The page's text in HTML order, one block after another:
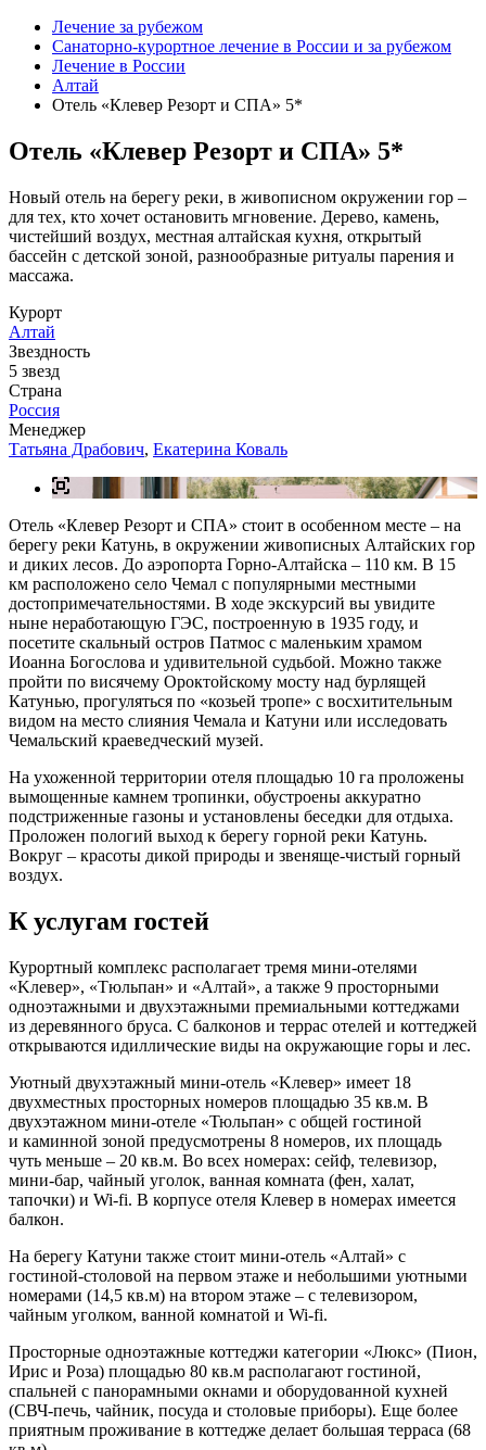
Лечение за рубежом
Санаторно-курортное лечение в России и за рубежом
Лечение в России
Алтай
Отель «Клевер Резорт и СПА» 5*
Отель «Клевер Резорт и СПА» 5*
Новый отель на берегу реки, в живописном окружении гор –
для тех, кто хочет остановить мгновение. Дерево, камень,
чистейший воздух, местная алтайская кухня, открытый
бассейн с детской зоной, разнообразные ритуалы парения и
массажа.
Курорт
Алтай
Звездность
5 звезд
Страна
Россия
Менеджер
Татьяна Драбович, Екатерина Коваль
Отель «Клевер Резорт и СПА» стоит в особенном месте – на
берегу реки Катунь, в окружении живописных Алтайских гор
и диких лесов. До аэропорта Горно-Алтайска – 110 км. В 15
км расположено село Чемал с популярными местными
достопримечательностями. В ходе экскурсий вы увидите
ныне неработающую ГЭС, построенную в 1935 году, и
посетите скальный остров Патмос с маленьким храмом
Иоанна Богослова и удивительной судьбой. Можно также
пройти по висячему Ороктойскому мосту над бурлящей
Катунью, прогуляться по «козьей тропе» с восхитительным
видом на место слияния Чемала и Катуни или исследовать
Чемальский краеведческий музей.
На ухоженной территории отеля площадью 10 га проложены
вымощенные камнем тропинки, обустроены аккуратно
подстриженные газоны и установлены беседки для отдыха.
Проложен пологий выход к берегу горной реки Катунь.
Вокруг – красоты дикой природы и звеняще-чистый горный
воздух.
К услугам гостей
Курортный комплекс располагает тремя мини-отелями
«Kлевер», «Tюльпан» и «Алтай», а также 9 просторными
одноэтажными и двухэтажными премиальными коттеджами
из деревянного бруса. С балконов и террас отелей и коттеджей
открываются идиллические виды на окружающие горы и лес.
Уютный двухэтажный мини-отель «Kлевер» имеет 18
двухместных просторных номеров площадью 35 кв.м. В
двухэтажном мини-отеле «Тюльпан» c общей гостиной
и каминной зоной предусмотрены 8 номеров, их площадь
чуть меньше – 20 кв.м. Во всех номерах: сейф, телевизор,
мини-бар, чайный уголок, ванная комната (фен, халат,
тапочки) и Wi-fi. В корпусе отеля Клевер в номерах имеется
балкон.
На берегу Катуни также стоит мини-отель «Алтай» с
гостиной-столовой на первом этаже и небольшими уютными
номерами (14,5 кв.м) на втором этаже – с телевизором,
чайным уголком, ванной комнатой и Wi-fi.
Просторные одноэтажные коттеджи категории «Люкс» (Пион,
Ирис и Роза) площадью 80 кв.м располагают гостиной,
спальней с панорамными окнами и оборудованной кухней
(СВЧ-печь, чайник, посуда и столовые приборы). Еще более
приятным проживание в коттедже делает большая терраса (68